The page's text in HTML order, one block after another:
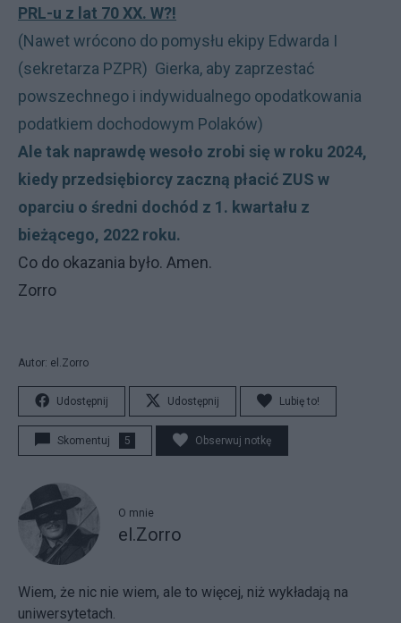
PRL-u z lat 70 XX. W?!
(Nawet wrócono do pomysłu ekipy Edwarda I
(sekretarza PZPR) Gierka, aby zaprzestać
powszechnego i indywidualnego opodatkowania
podatkiem dochodowym Polaków)
Ale tak naprawdę wesoło zrobi się w roku 2024,
kiedy przedsiębiorcy zaczną płacić ZUS w
oparciu o średni dochód z 1. kwartału z
bieżącego, 2022 roku.
Co do okazania było. Amen.
Zorro
Autor: el.Zorro
Udostępnij Udostępnij Lubię to!
Skomentuj 5 Obserwuj notkę
O mnie
el.Zorro
Wiem, że nic nie wiem, ale to więcej, niż wykładają na
uniwersytetach.